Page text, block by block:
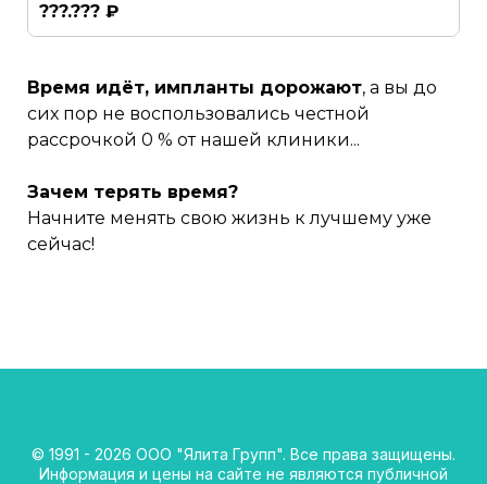
???.??? ₽
Время идёт, импланты дорожают, а вы до
сих пор не воспользовались честной
рассрочкой 0 % от нашей клиники...
Зачем терять время?
Начните менять свою жизнь к лучшему уже
сейчас!
© 1991 - 2026 ООО "Ялита Групп". Все права защищены.
Информация и цены на сайте не являются публичной